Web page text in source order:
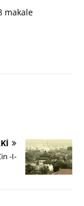
makale
-I-